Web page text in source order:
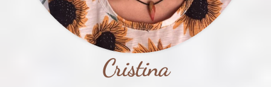
Cristina